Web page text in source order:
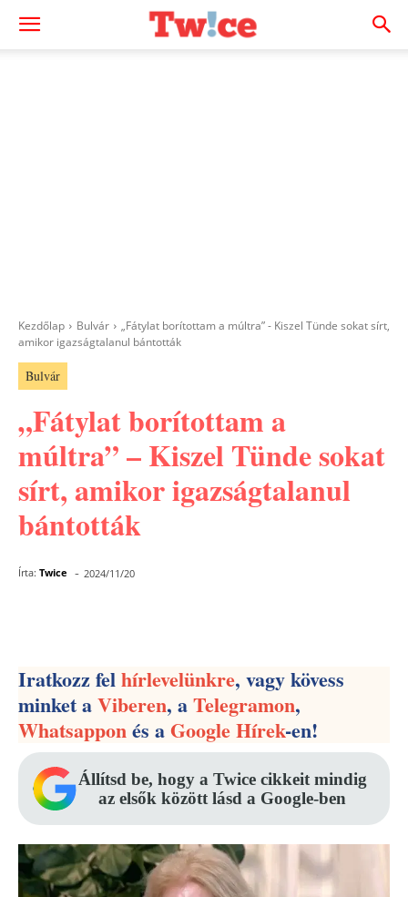
Kezdőlap Bulvár
„Fátylat borítottam a múltra” - Kiszel Tünde sokat sírt,
amikor igazságtalanul bántották
Bulvár
„Fátylat borítottam a
múltra” – Kiszel Tünde sokat
sírt, amikor igazságtalanul
bántották
Írta: Twice - 2024/11/20
Iratkozz felhírlevelünkre, vagy kövess
minket aViberen, aTelegramon,
Whatsapponés aGoogle Hírek-en!
Állítsd be, hogy a Twice cikkeit mindig
az elsők között lásd a Google-ben